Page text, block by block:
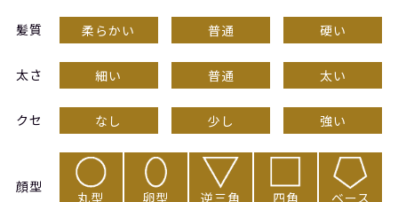
髪質 柔らかい 普通 硬い
太さ 細い 普通 太い
クセ なし 少し 強い
顔型
丸型 卵型 逆三角 四角 ベース